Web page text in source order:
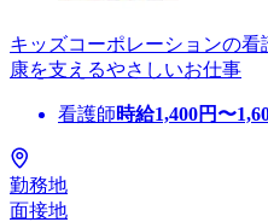
キッズコーポレーションの
康を支えるやさしいお仕事
看護師時給1,400円〜
勤務地
面接地